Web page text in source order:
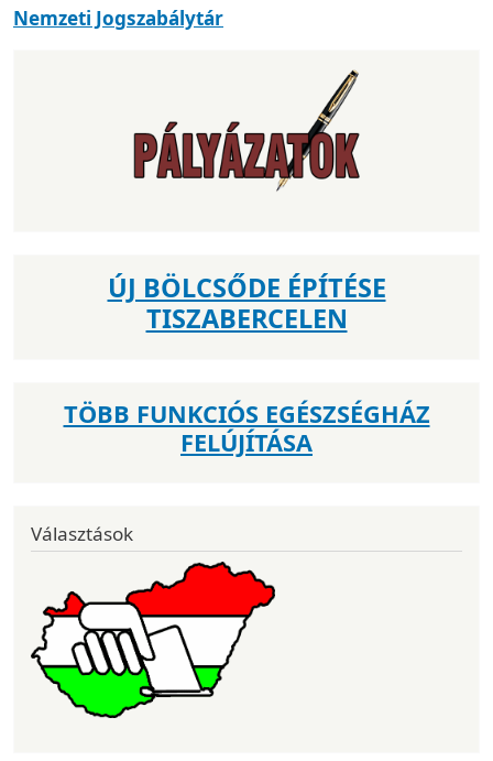
Nemzeti Jogszabálytár
ÚJ BÖLCSŐDE ÉPÍTÉSE
TISZABERCELEN
TÖBB FUNKCIÓS EGÉSZSÉGHÁZ
FELÚJÍTÁSA
Választások